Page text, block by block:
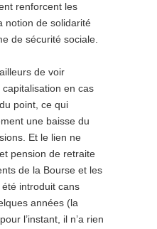
renforcent les
notion de solidarité
de sécurité sociale.
de voir
en cas
point, ce qui
une baisse du
Et le lien ne
pension de retraite
de la Bourse et les
introduit cans
années (la
l’instant, il n’a rien